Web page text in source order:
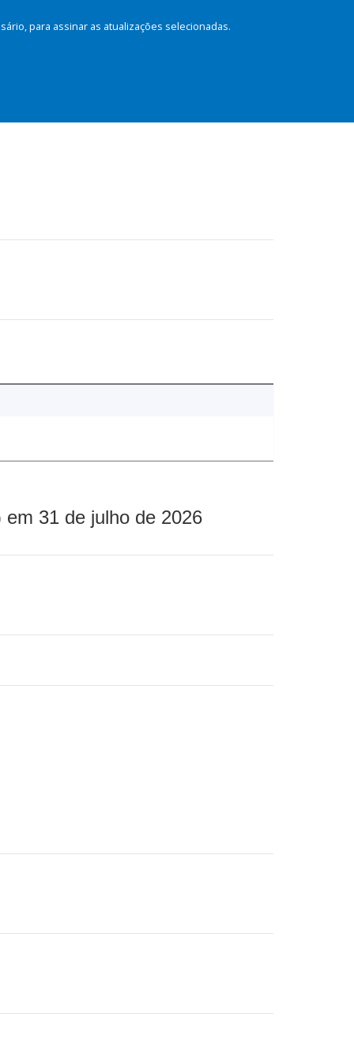
para assinar as atualizações selecionadas.
31 de julho de 2026